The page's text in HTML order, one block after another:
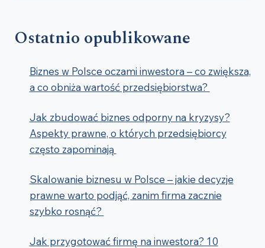
Ostatnio opublikowane
Biznes w Polsce oczami inwestora – co zwiększa,
a co obniża wartość przedsiębiorstwa?
Jak zbudować biznes odporny na kryzysy?
Aspekty prawne, o których przedsiębiorcy
często zapominają
Skalowanie biznesu w Polsce – jakie decyzje
prawne warto podjąć, zanim firma zacznie
szybko rosnąć?
Jak przygotować firmę na inwestora? 10